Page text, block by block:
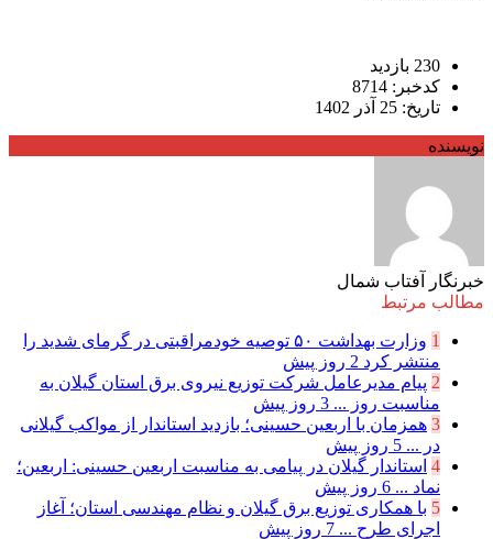
230 بازدید
کدخبر: 8714
تاریخ: 25 آذر 1402
نویسنده
خبرنگار آفتاب شمال
مطالب مرتبط
1
وزارت بهداشت ۵۰ توصیه خودمراقبتی در گرمای شدید را
منتشر کرد 2 روز پیش
2 پیام مدیرعامل شركت توزیع نیروی برق استان گیلان به
مناسبت روز ... 3 روز پیش
3 همزمان با اربعین حسینی؛ بازدید استاندار از مواکب گیلانی
در ... 5 روز پیش
4 استاندار گیلان در پیامی به مناسبت اربعین حسینی: اربعین؛
نماد ... 6 روز پیش
5 با همکاری توزیع برق گیلان و نظام مهندسی استان؛ آغاز
اجرای طرح ... 7 روز پیش